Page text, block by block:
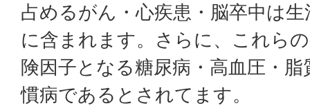
占めるがん・心疾患・脳卒中は生
に含まれます。さらに、これら
険因子となる糖尿病・高血圧・
慣病であるとされてます。